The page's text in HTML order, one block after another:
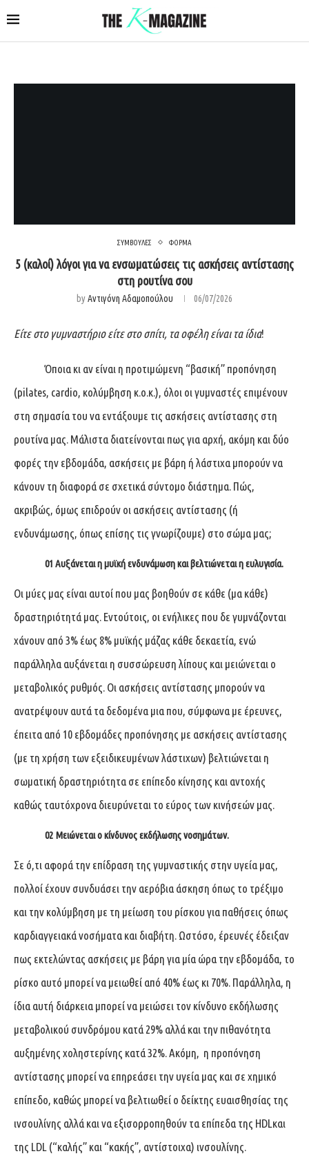
ΣΥΜΒΟΥΛΕΣ ΦΟΡΜΑ
5 (καλοί) λόγοι για να ενσωματώσεις τις ασκήσεις αντίστασης
στη ρουτίνα σου
byΑντιγόνη Αδαμοπούλου 06/07/2026
Είτε στο γυμναστήριο είτε στο σπίτι, τα οφέλη είναι τα ίδια!
Όποια κι αν είναι η προτιμώμενη “βασική” προπόνηση
(pilates, cardio, κολύμβηση κ.ο.κ.), όλοι οι γυμναστές επιμένουν
στη σημασία του να εντάξουμε τις ασκήσεις αντίστασης στη
ρουτίνα μας. Μάλιστα διατείνονται πως για αρχή, ακόμη και δύο
φορές την εβδομάδα, ασκήσεις με βάρη ή λάστιχα μπορούν να
κάνουν τη διαφορά σε σχετικά σύντομο διάστημα. Πώς,
ακριβώς, όμως επιδρούν οι ασκήσεις αντίστασης (ή
ενδυνάμωσης, όπως επίσης τις γνωρίζουμε) στο σώμα μας;
01 Αυξάνεται η μυϊκή ενδυνάμωση και βελτιώνεται η ευλυγισία.
Οι μύες μας είναι αυτοί που μας βοηθούν σε κάθε (μα κάθε)
δραστηριότητά μας. Εντούτοις, οι ενήλικες που δε γυμνάζονται
χάνουν από 3% έως 8% μυϊκής μάζας κάθε δεκαετία, ενώ
παράλληλα αυξάνεται η συσσώρευση λίπους και μειώνεται ο
μεταβολικός ρυθμός. Οι ασκήσεις αντίστασης μπορούν να
ανατρέψουν αυτά τα δεδομένα μια που, σύμφωνα με έρευνες,
έπειτα από 10 εβδομάδες προπόνησης με ασκήσεις αντίστασης
(με τη χρήση των εξειδικευμένων λάστιχων) βελτιώνεται η
σωματική δραστηριότητα σε επίπεδο κίνησης και αντοχής
καθώς ταυτόχρονα διευρύνεται το εύρος των κινήσεών μας.
02 Μειώνεται ο κίνδυνος εκδήλωσης νοσημάτων.
Σε ό,τι αφορά την επίδραση της γυμναστικής στην υγεία μας,
πολλοί έχουν συνδυάσει την αερόβια άσκηση όπως το τρέξιμο
και την κολύμβηση με τη μείωση του ρίσκου για παθήσεις όπως
καρδιαγγειακά νοσήματα και διαβήτη. Ωστόσο, έρευνές έδειξαν
πως εκτελώντας ασκήσεις με βάρη για μία ώρα την εβδομάδα, το
ρίσκο αυτό μπορεί να μειωθεί από 40% έως κι 70%. Παράλληλα, η
ίδια αυτή διάρκεια μπορεί να μειώσει τον κίνδυνο εκδήλωσης
μεταβολικού συνδρόμου κατά 29% αλλά και την πιθανότητα
αυξημένης χοληστερίνης κατά 32%. Ακόμη, η προπόνηση
αντίστασης μπορεί να επηρεάσει την υγεία μας και σε χημικό
επίπεδο, καθώς μπορεί να βελτιωθεί ο δείκτης ευαισθησίας της
ινσουλίνης αλλά και να εξισορροπηθούν τα επίπεδα της HDLκαι
της LDL (“καλής” και “κακής”, αντίστοιχα) ινσουλίνης.